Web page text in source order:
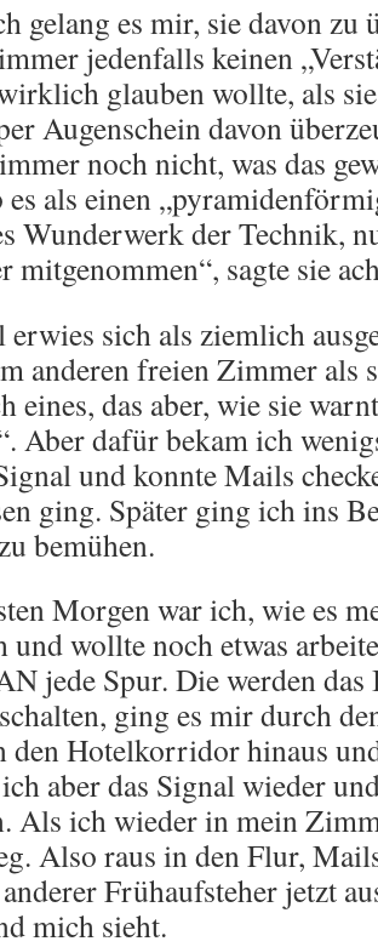
gelang es mir, sie davon zu
jedenfalls keinen
glauben wollte, als
Augenschein davon
noch nicht, was das
es als einen
Wunderwerk der Technik,
mitgenommen“, sagte sie
erwies sich als ziemlich
anderen freien Zimmer als
eines, das aber, wie sie
Aber dafür bekam ich
und konnte Mails
ging. Später ging ich ins
bemühen.
Morgen war ich, wie es
und wollte noch etwas
jede Spur. Die werden
ging es mir durch
den Hotelkorridor hinaus
aber das Signal wieder
Als ich wieder in mein
Also raus in den Flur,
Frühaufsteher jetzt
mich sieht.